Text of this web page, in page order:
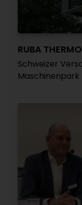
RUBA
Schweizer
Maschinenpark